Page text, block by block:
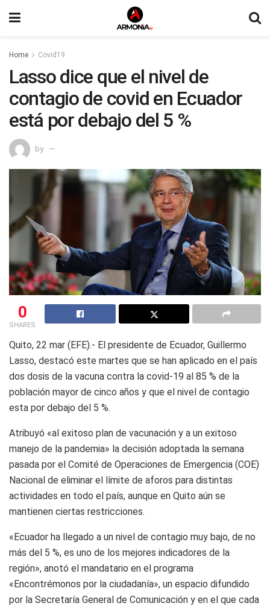
Home Covid19
Lasso dice que el nivel de
contagio de covid en Ecuador
está por debajo del 5 %
by
0
SHARES
Quito, 22 mar (EFE).- El presidente de Ecuador, Guillermo
Lasso, destacó este martes que se han aplicado en el país
dos dosis de la vacuna contra la covid-19 al 85 % de la
población mayor de cinco años y que el nivel de contagio
esta por debajo del 5 %.
Atribuyó «al exitoso plan de vacunación y a un exitoso
manejo de la pandemia» la decisión adoptada la semana
pasada por el Comité de Operaciones de Emergencia (COE)
Nacional de eliminar el límite de aforos para distintas
actividades en todo el país, aunque en Quito aún se
mantienen ciertas restricciones.
«Ecuador ha llegado a un nivel de contagio muy bajo, de no
más del 5 %, es uno de los mejores indicadores de la
región», anotó el mandatario en el programa
«Encontrémonos por la ciudadanía», un espacio difundido
por la Secretaría General de Comunicación y en el que cada